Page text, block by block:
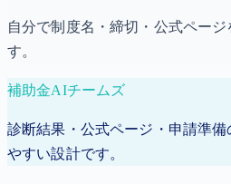
自分で制度名・締切・公式ペー
す。
補助金AIチームズ
診断結果・公式ページ・申請準
やすい設計です。